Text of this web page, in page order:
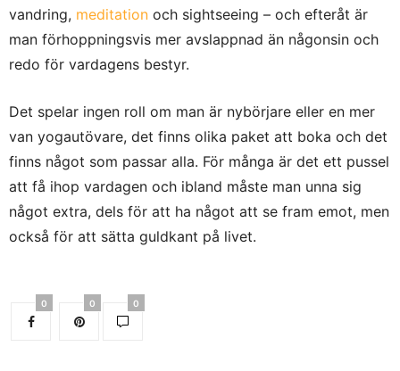
vandring, meditation och sightseeing – och efteråt är
man förhoppningsvis mer avslappnad än någonsin och
redo för vardagens bestyr.
Det spelar ingen roll om man är nybörjare eller en mer
van yogautövare, det finns olika paket att boka och det
finns något som passar alla. För många är det ett pussel
att få ihop vardagen och ibland måste man unna sig
något extra, dels för att ha något att se fram emot, men
också för att sätta guldkant på livet.
0 0 0